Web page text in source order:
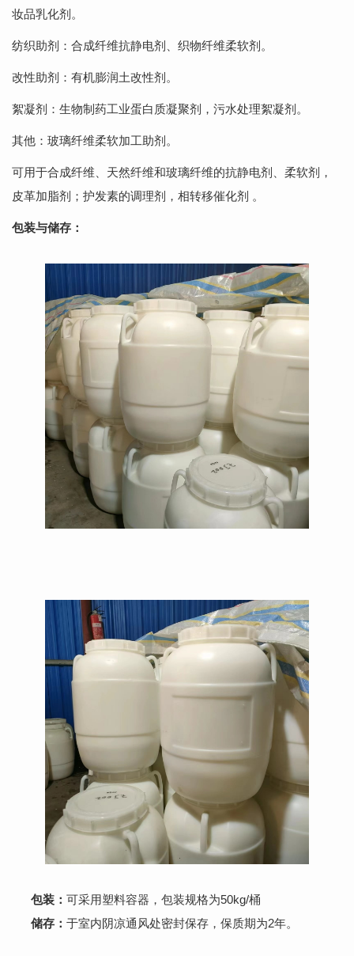
妆品乳化剂。
纺织助剂：合成纤维抗静电剂、织物纤维柔软剂。
改性助剂：有机膨润土改性剂。
絮凝剂：生物制药工业蛋白质凝聚剂，污水处理絮凝剂。
其他：玻璃纤维柔软加工助剂。
可用于合成纤维、天然纤维和玻璃纤维的抗静电剂、柔软剂，
皮革加脂剂；护发素的调理剂，相转移催化剂 。
包装与储存：
包装： 可采用塑料容器，包装规格为50kg/桶
储存： 于室内阴凉通风处密封保存，保质期为2年。